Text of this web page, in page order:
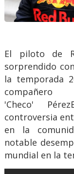
El piloto de
sorprendido
la temporada
'Checo'
controversia
en la
notable
mundial en la